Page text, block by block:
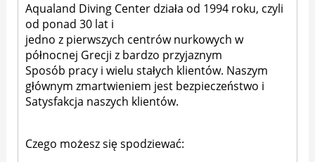
Aqualand Diving Center działa od 1994 roku, czyli
od ponad 30 lat i
jedno z pierwszych centrów nurkowych w
północnej Grecji z bardzo przyjaznym
Sposób pracy i wielu stałych klientów. Naszym
głównym zmartwieniem jest bezpieczeństwo i
Satysfakcja naszych klientów.
Czego możesz się spodziewać: